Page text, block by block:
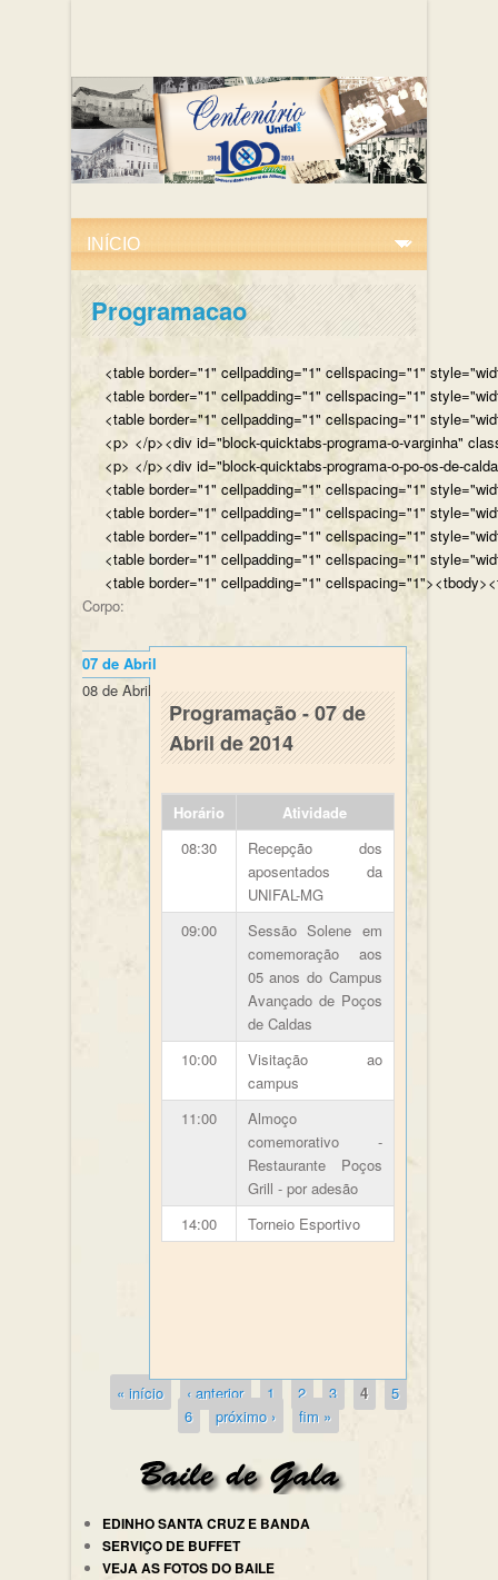
Programacao
<table border="1" cellpadding="1" cellspacing="1"
<table border="1" cellpadding="1" cellspacing="1"
<table border="1" cellpadding="1" cellspacing="1"
<p> </p><div id="block-quicktabs-programa-o-varginha"
<p> </p><div id="block-quicktabs-programa-o-po-os-de-
<table border="1" cellpadding="1" cellspacing="1"
<table border="1" cellpadding="1" cellspacing="1"
<table border="1" cellpadding="1" cellspacing="1"
<table border="1" cellpadding="1" cellspacing="1"
<table border="1" cellpadding="1"
Corpo:
07 de Abril
08 de Abril
Programação - 07 de
Abril de 2014
Horário
Atividade
08:30
Recepção dos
aposentados da
UNIFAL-MG
09:00
Sessão Solene em
comemoração aos
05 anos do Campus
Avançado de Poços
de Caldas
10:00
Visitação ao
campus
11:00
Almoço
comemorativo -
Restaurante Poços
Grill - por adesão
14:00
Torneio Esportivo
Páginas
« início ‹ anterior 1 2 3 4
5
6
próximo › fim »
EDINHO SANTA CRUZ E BANDA
SERVIÇO DE BUFFET
VEJA AS FOTOS DO BAILE